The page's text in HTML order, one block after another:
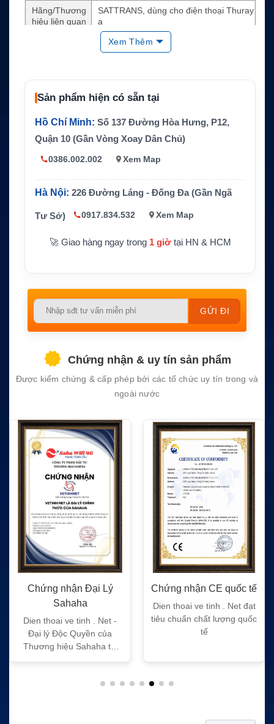
Hãng/Thương
hiệu liên quan
SATTRANS, dùng cho điện thoại Thuray
a
Bộ rảnh tay, docking kit gắn xe
Công nghệ ch
ính
Tính năng âm
Loa ngoài, micro rảnh tay, tắt âm thanh
họn
an trọng
dset riêng tư
Ứng dụng
hộ và đội xe chuyên dụng
Xem Thêm
Sản phẩm hiện có sẵn tại
Hồ Chí Minh: Số 137 Đường Hòa Hưng, P12,
Quận 10 (Gần Vòng Xoay Dân Chủ)
0386.002.002 Xem Map
Hà Nội: 226 Đường Láng - Đống Đa (Gần Ngã
Tư Sở) 0917.834.532 Xem Map
🚀 Giao hàng ngay trong 1 giờtại HN & HCM
Please
empty.
Chứng nhận & uy tín sản phẩm
Được kiểm chứng & cấp phép bởi các tổ chức uy tín trong và
ngoài nước
Chứng nhận Đại Lý
Sahaha
Dien thoai ve tinh . Net -
Đại lý Độc Quyền của
Thương hiệu Sahaha tại
Chứng nhận CE quốc tế
Dien thoai ve tinh . Net đạt
tiêu chuẩn chất lượng quốc
tế